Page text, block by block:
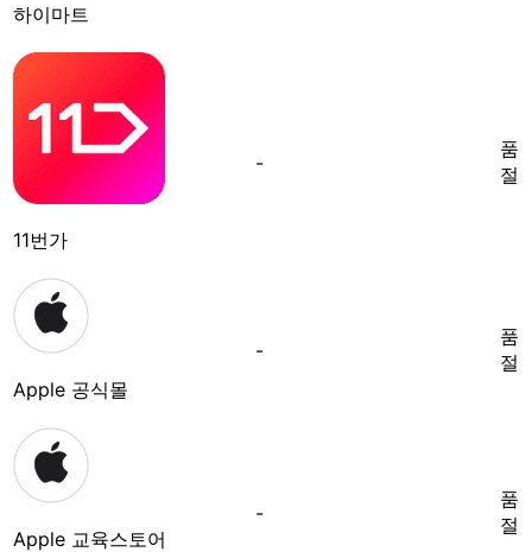
하이마트
11번가
-
품
절
Apple 공식몰
-
품
절
Apple 교육스토어
-
품
절